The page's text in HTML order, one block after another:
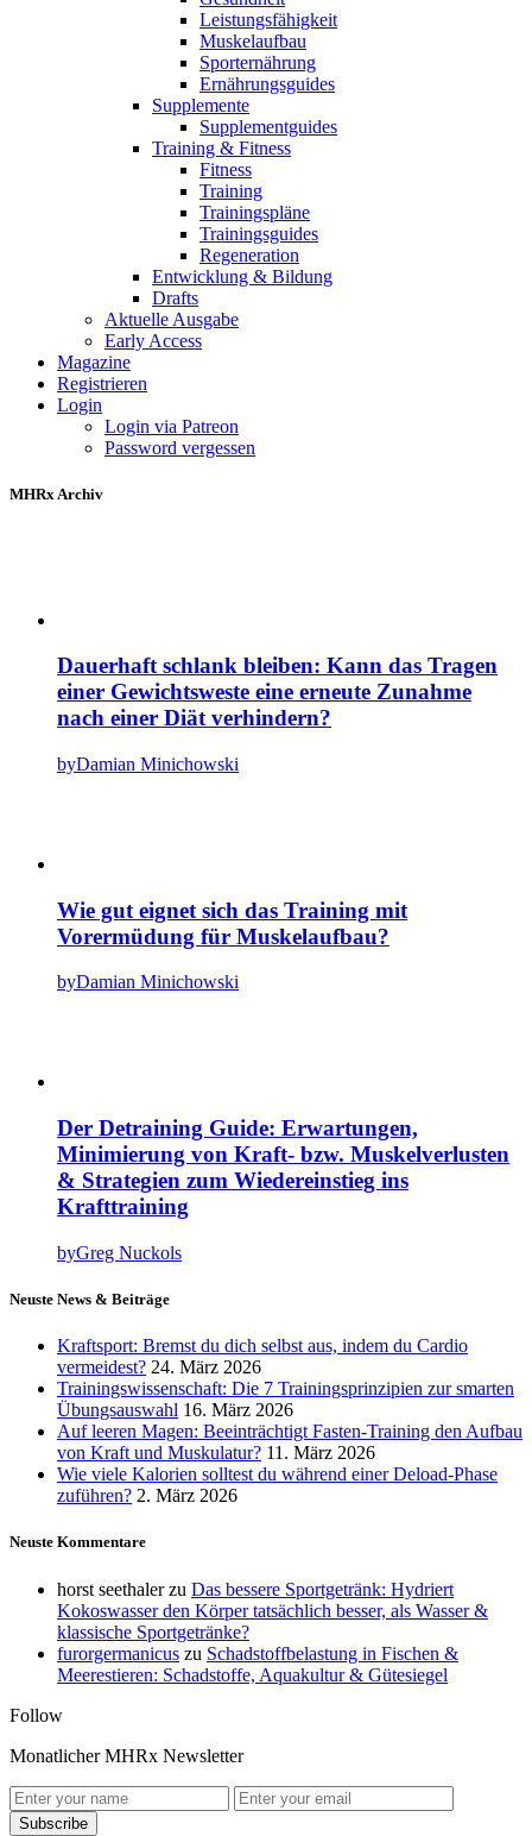
Leistungsfähigkeit
Muskelaufbau
Sporternährung
Ernährungsguides
Supplemente
Supplementguides
Training & Fitness
Fitness
Training
Trainingspläne
Trainingsguides
Regeneration
Entwicklung & Bildung
Drafts
Aktuelle Ausgabe
Early Access
Magazine
Registrieren
Login
Login via Patreon
Password vergessen
MHRx Archiv
Dauerhaft schlank bleiben: Kann das Tragen
einer Gewichtsweste eine erneute Zunahme
nach einer Diät verhindern?
byDamian Minichowski
Wie gut eignet sich das Training mit
Vorermüdung für Muskelaufbau?
byDamian Minichowski
Der Detraining Guide: Erwartungen,
Minimierung von Kraft- bzw. Muskelverlusten
& Strategien zum Wiedereinstieg ins
Krafttraining
byGreg Nuckols
Neuste News & Beiträge
Kraftsport: Bremst du dich selbst aus, indem du Cardio
vermeidest? 24. März 2026
Trainingswissenschaft: Die 7 Trainingsprinzipien zur smarten
Übungsauswahl 16. März 2026
Auf leeren Magen: Beeinträchtigt Fasten-Training den Aufbau
von Kraft und Muskulatur? 11. März 2026
Wie viele Kalorien solltest du während einer Deload-Phase
zuführen? 2. März 2026
Neuste Kommentare
horst seethalerzu Das bessere Sportgetränk: Hydriert
Kokoswasser den Körper tatsächlich besser, als Wasser &
klassische Sportgetränke?
furorgermanicus zu Schadstoffbelastung in Fischen &
Meerestieren: Schadstoffe, Aquakultur & Gütesiegel
Follow
Monatlicher MHRx Newsletter
Subscribe